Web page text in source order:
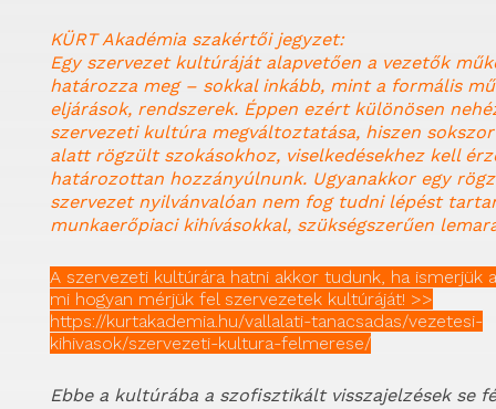
KÜRT Akadémia szakértői jegyzet:
Egy szervezet kultúráját alapvetően a vezetők
határozza meg – sokkal inkább, mint a formális
eljárások, rendszerek. Éppen ezért különösen
szervezeti kultúra megváltoztatása, hiszen
alatt rögzült szokásokhoz, viselkedésekhez kell
határozottan hozzányúlnunk. Ugyanakkor egy
szervezet nyilvánvalóan nem fog tudni lépést
munkaerőpiaci kihívásokkal, szükségszerűen
A szervezeti kultúrára hatni akkor tudunk, ha ismerjük
mi hogyan mérjük fel szervezetek kultúráját! >>
https://kurtakademia.hu/vallalati-tanacsadas/vezetesi-
kihivasok/szervezeti-kultura-felmerese/
Ebbe a kultúrába a szofisztikált visszajelzések se